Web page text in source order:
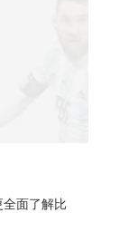
面了解比